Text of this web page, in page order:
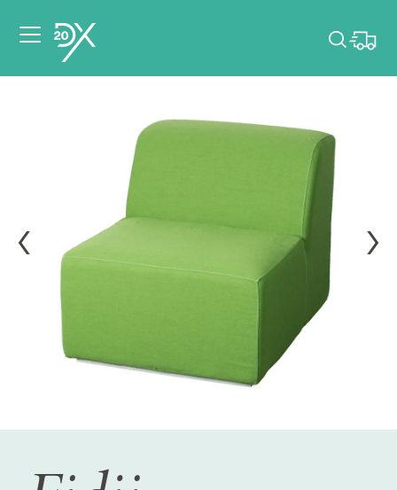
dates de votre
événement.